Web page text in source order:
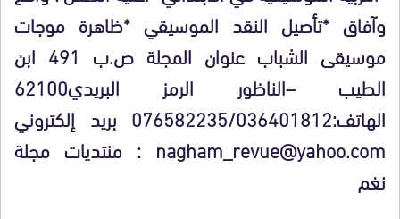
وآفاق *تأصيل النقد الموسيقي *ظاهرة موجات
موسيقى الشباب عنوان المجلة ص.ب 491 ابن
الطيب –الناظور الرمز البريدي62100
الهاتف:076582235/036401812 بريد إلكتروني
nagham_revue@yahoo.com : منتديات مجلة
نغم